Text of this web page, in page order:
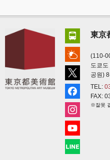
東京
(110-
도쿄
공원)
TEL:
FAX:
※잘못